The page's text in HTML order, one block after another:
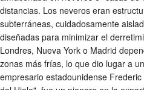
distancias. Los neveros eran
subterráneas, cuidadosamente
diseñadas para minimizar el
Londres, Nueva York o Madrid
zonas más frías, lo que dio lugar a
empresario estadounidense